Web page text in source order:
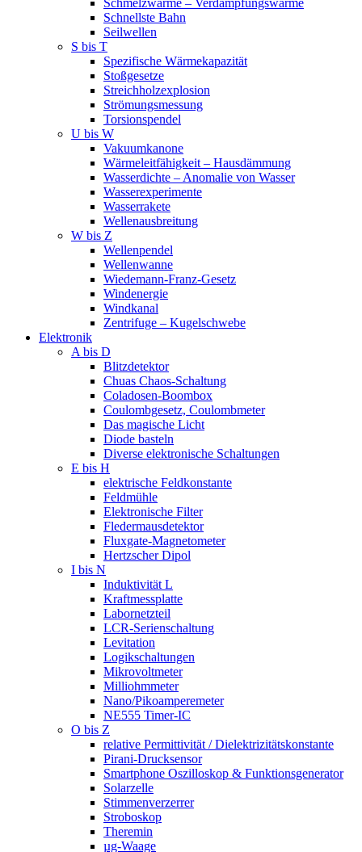
Schnellste Bahn
Seilwellen
S bis T
Spezifische Wärmekapazität
Stoßgesetze
Streichholzexplosion
Strömungsmessung
Torsionspendel
U bis W
Vakuumkanone
Wärmeleitfähigkeit – Hausdämmung
Wasserdichte – Anomalie von Wasser
Wasserexperimente
Wasserrakete
Wellenausbreitung
W bis Z
Wellenpendel
Wellenwanne
Wiedemann-Franz-Gesetz
Windenergie
Windkanal
Zentrifuge – Kugelschwebe
Elektronik
A bis D
Blitzdetektor
Chuas Chaos-Schaltung
Coladosen-Boombox
Coulombgesetz, Coulombmeter
Das magische Licht
Diode basteln
Diverse elektronische Schaltungen
E bis H
elektrische Feldkonstante
Feldmühle
Elektronische Filter
Fledermausdetektor
Fluxgate-Magnetometer
Hertzscher Dipol
I bis N
Induktivität L
Kraftmessplatte
Labornetzteil
LCR-Serienschaltung
Levitation
Logikschaltungen
Mikrovoltmeter
Milliohmmeter
Nano/Pikoamperemeter
NE555 Timer-IC
O bis Z
relative Permittivität / Dielektrizitätskonstante
Pirani-Drucksensor
Smartphone Oszilloskop & Funktionsgenerator
Solarzelle
Stimmenverzerrer
Stroboskop
Theremin
µg-Waage